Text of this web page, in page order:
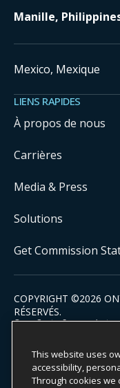
Manille,
Mexico, Mexique
LIENS RAPIDES
À propos de nous
Carrières
Media & Press
Solutions
Get Commission
COPYRIGHT ©2026
RÉSERVÉS.
Onyx CenterSource n’est
This website uses
accessibility,
Through cookies